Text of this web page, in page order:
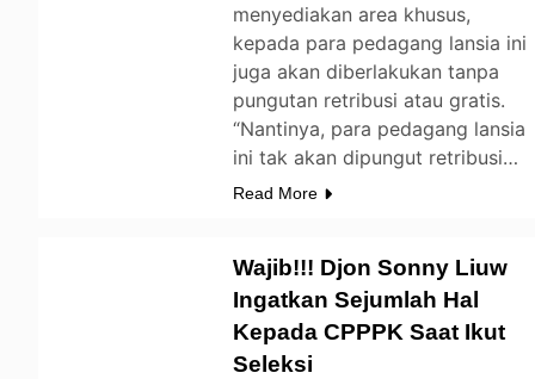
menyediakan area khusus,
kepada para pedagang lansia ini
juga akan diberlakukan tanpa
pungutan retribusi atau gratis.
“Nantinya, para pedagang lansia
ini tak akan dipungut retribusi…
Read More
Wajib!!! Djon Sonny Liuw
Ingatkan Sejumlah Hal
Kepada CPPPK Saat Ikut
Seleksi